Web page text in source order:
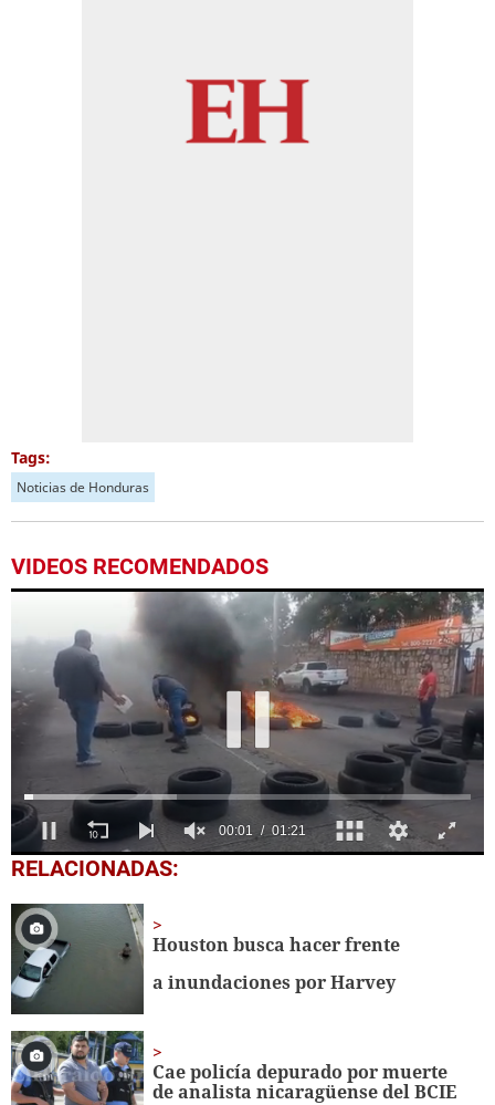
Tags:
Noticias de Honduras
VIDEOS RECOMENDADOS
0
seconds
1
minute,
21
seconds
RELACIONADAS:
Houston busca hacer frente
a inundaciones por Harvey
Cae policía depurado por muerte
de analista nicaragüense del BCIE